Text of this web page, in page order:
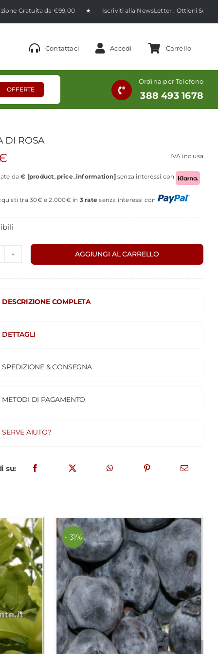
da €99,00 ★ Iscriviti alla NewsLetter : Ottieni Sconto 10% ★
Contattaci Accedi Carrello
OFFERTE
Ordina per Telefono
388 493 1678
DI ROSA
IVA inclusa
da€ [product_price_information]senza interessi con
tra 30€ e 2.000€ in 3 rate senza interessi con
AGGIUNGI AL CARRELLO
DESCRIZIONE COMPLETA
DETTAGLI
SPEDIZIONE & CONSEGNA
METODI DI PAGAMENTO
SERVE AIUTO?
su:
- 31%